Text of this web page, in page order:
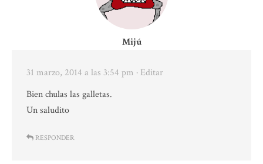
Mijú
31 marzo, 2014 a las 3:54 pm · Editar
Bien chulas las galletas.
Un saludito
RESPONDER